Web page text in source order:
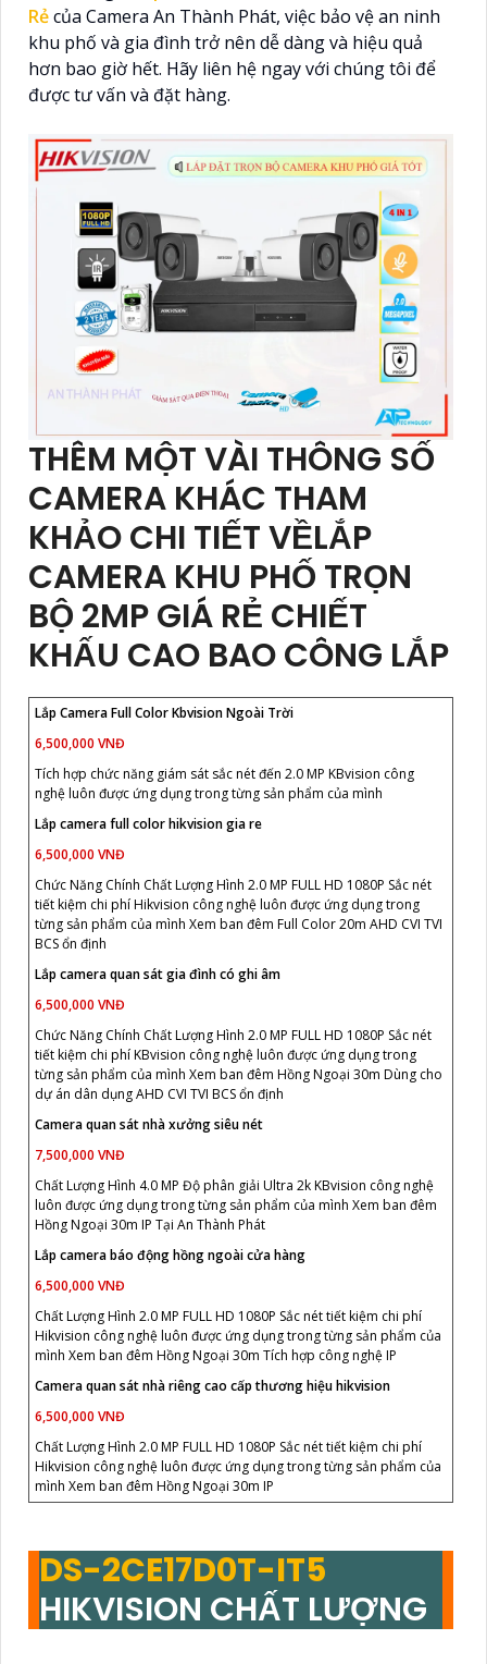
Rẻcủa Camera An Thành Phát, việc bảo vệ an ninh
khu phố và gia đình trở nên dễ dàng và hiệu quả
hơn bao giờ hết. Hãy liên hệ ngay với chúng tôi để
được tư vấn và đặt hàng.
THÊM MỘT VÀI THÔNG SỐ
CAMERA KHÁC THAM
KHẢO CHI TIẾT VỀLẮP
CAMERA KHU PHỐ TRỌN
BỘ 2MP GIÁ RẺ CHIẾT
KHẤU CAO BAO CÔNG LẮP
Lắp Camera Full Color Kbvision Ngoài Trời
6,500,000 VNĐ
Tích hợp chức năng giám sát sắc nét đến 2.0 MP KBvision công
nghệ luôn được ứng dụng trong từng sản phẩm của mình
Lắp camera full color hikvision gia re
6,500,000 VNĐ
Chức Năng Chính Chất Lượng Hình 2.0 MP FULL HD 1080P Sắc nét
tiết kiệm chi phí Hikvision công nghệ luôn được ứng dụng trong
từng sản phẩm của mình Xem ban đêm Full Color 20m AHD CVI TVI
BCS ổn định
Lắp camera quan sát gia đình có ghi âm
6,500,000 VNĐ
Chức Năng Chính Chất Lượng Hình 2.0 MP FULL HD 1080P Sắc nét
tiết kiệm chi phí KBvision công nghệ luôn được ứng dụng trong
từng sản phẩm của mình Xem ban đêm Hồng Ngoại 30m Dùng cho
dự án dân dụng AHD CVI TVI BCS ổn định
Camera quan sát nhà xưởng siêu nét
7,500,000 VNĐ
Chất Lượng Hình 4.0 MP Độ phân giải Ultra 2k KBvision công nghệ
luôn được ứng dụng trong từng sản phẩm của mình Xem ban đêm
Hồng Ngoại 30m IP Tại An Thành Phát
Lắp camera báo động hồng ngoài cửa hàng
6,500,000 VNĐ
Chất Lượng Hình 2.0 MP FULL HD 1080P Sắc nét tiết kiệm chi phí
Hikvision công nghệ luôn được ứng dụng trong từng sản phẩm của
mình Xem ban đêm Hồng Ngoại 30m Tích hợp công nghệ IP
Camera quan sát nhà riêng cao cấp thương hiệu hikvision
6,500,000 VNĐ
Chất Lượng Hình 2.0 MP FULL HD 1080P Sắc nét tiết kiệm chi phí
Hikvision công nghệ luôn được ứng dụng trong từng sản phẩm của
mình Xem ban đêm Hồng Ngoại 30m IP
DS-2CE17D0T-IT5
HIKVISION CHẤT LƯỢNG